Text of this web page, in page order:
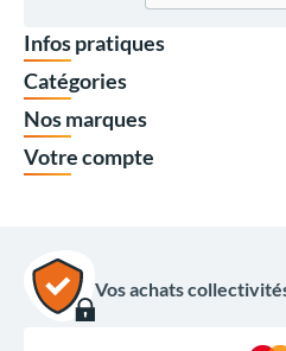
Infos pratiques
Catégories
Nos marques
Votre compte
Vos achats